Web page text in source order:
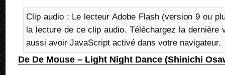
Clip audio : Le lecteur Adobe Flash (version 9 ou
la lecture de ce clip audio. Téléchargez la dernière
aussi avoir JavaScript activé dans votre navigateur.
De De Mouse – Light Night Dance (Shinichi